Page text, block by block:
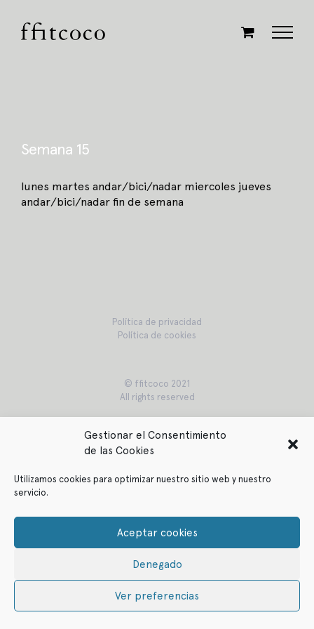
Gestionar el Consentimiento
de las Cookies
Utilizamos cookies para optimizar nuestro sitio web y nuestro
servicio.
Aceptar cookies
Denegado
Ver preferencias
contenido
Semana 15
lunes martes andar/bici/nadar miercoles jueves
andar/bici/nadar fin de semana
Política de privacidad
Política de cookies
© ffitcoco 2021
All rights reserved